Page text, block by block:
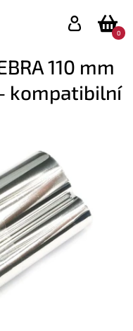
0
110 mm
kompatibilní